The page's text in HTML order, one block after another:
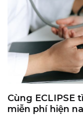
Cùng ECLIPSE
miễn phí hiện